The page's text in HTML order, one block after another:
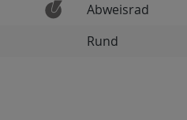
Abweisrad
Rund